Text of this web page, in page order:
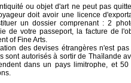
ou objet d'art ne peut pas
doit avoir une licence
un dossier comprenant : 2
de votre passeport, la facture de
of Fine Arts.
des devises étrangères n'est
sont autorisés à sortir de Thaïlande
dans un pays limitrophe, et